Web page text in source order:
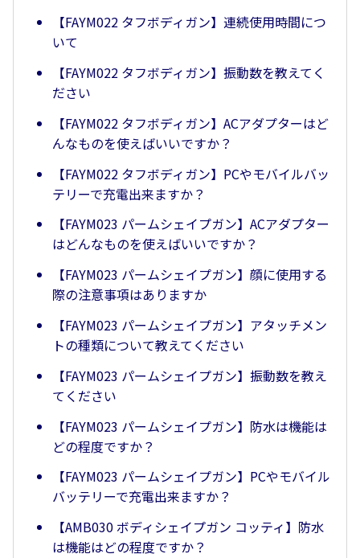
【FAYM022 タフボディガン】連続使用時間につ
いて
【FAYM022 タフボディガン】振動数を教えてく
ださい
【FAYM022 タフボディガン】ACアダプターはど
んなものを使えばいいですか？
【FAYM022 タフボディガン】PCやモバイルバッ
テリーで充電出来ますか？
【FAYM023 パームシェイプガン】ACアダプター
はどんなものを使えばいいですか？
【FAYM023 パームシェイプガン】顔に使用する
際の注意事項はありますか
【FAYM023 パームシェイプガン】アタッチメン
トの種類について教えてください
【FAYM023 パームシェイプガン】振動数を教え
てください
【FAYM023 パームシェイプガン】防水は機能は
どの程度ですか？
【FAYM023 パームシェイプガン】PCやモバイル
バッテリーで充電出来ますか？
【AMB030 ボディシェイプガン コッティ】防水
は機能はどの程度ですか？